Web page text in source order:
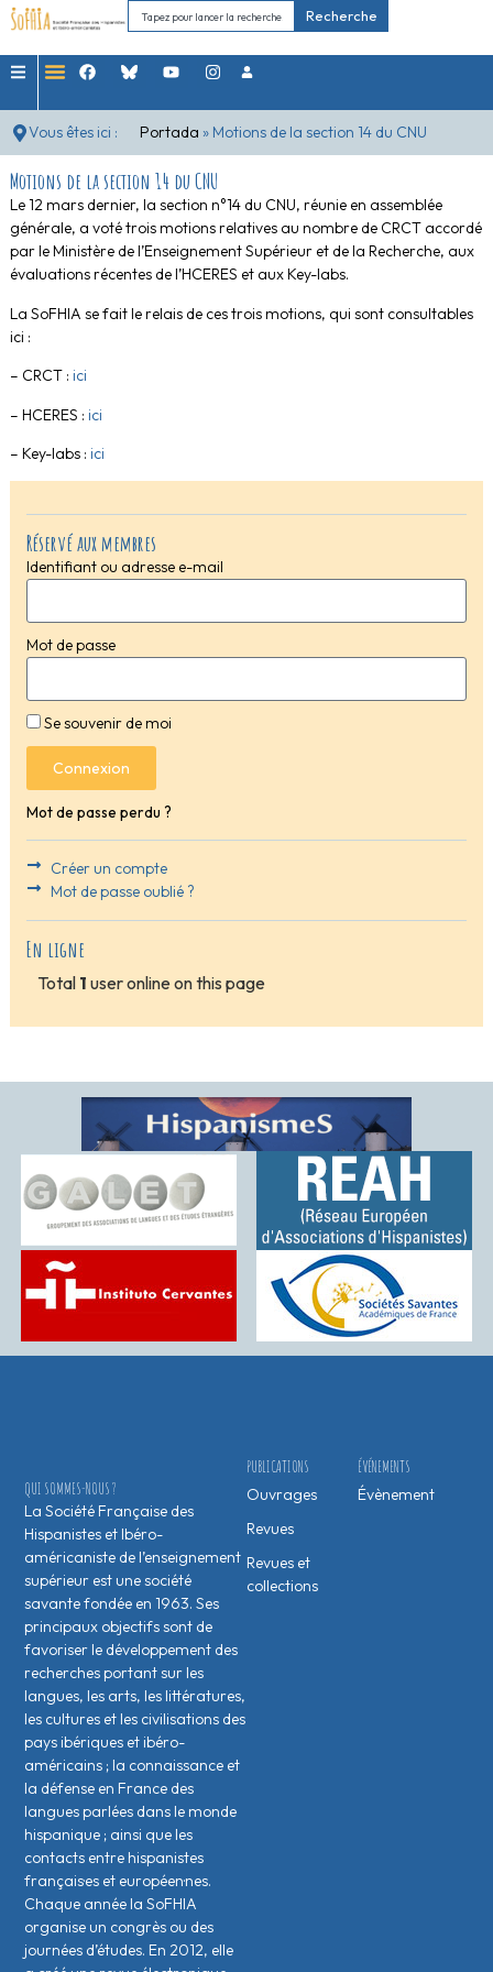
Recherche
Vous êtes ici : Portada » Motions de la section 14 du CNU
Réservé aux membres
Identifiant ou adresse e-mail
Mot de passe
Se souvenir de moi
Connexion
Mot de passe perdu ?
Créer un compte
Mot de passe oublié ?
En ligne
Total 1 user online on this page
Motions de la section 14 du CNU
Le 12 mars dernier, la section n°14 du CNU, réunie en assemblée
générale, a voté trois motions relatives au nombre de CRCT accordé
par le Ministère de l’Enseignement Supérieur et de la Recherche, aux
évaluations récentes de l’HCERES et aux Key-labs.
La SoFHIA se fait le relais de ces trois motions, qui sont consultables
ici :
– CRCT : ici
– HCERES : ici
– Key-labs : ici
ÉVÉNEMENTS
Évènement
PUBLICATIONS
Ouvrages
Revues
Revues et
collections
QUI SOMMES-NOUS ?
La Société Française des
Hispanistes et Ibéro-
américaniste de l’enseignement
supérieur est une société
savante fondée en 1963. Ses
principaux objectifs sont de
favoriser le développement des
recherches portant sur les
langues, les arts, les littératures,
les cultures et les civilisations des
pays ibériques et ibéro-
américains ; la connaissance et
la défense en France des
langues parlées dans le monde
hispanique ; ainsi que les
contacts entre hispanistes
français·es et européen·nes.
Chaque année la SoFHIA
organise un congrès ou des
journées d’études. En 2012, elle